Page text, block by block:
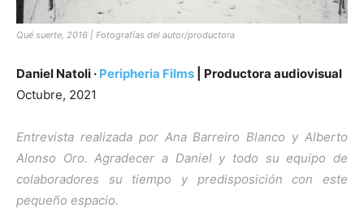
Qué suerte, 2016 | Fotografías del autor/productora
Daniel Natoli · Peripheria Films | Productora audiovisual
Octubre, 2021
Entrevista realizada por Ana Barreiro Blanco y Alberto
Alonso Oro. Agradecer a Daniel y todo su equipo de
colaboradores su tiempo y predisposición con este
pequeño espacio.